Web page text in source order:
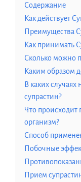
Содержание
Как действует
Преимущества
Как принимать
Сколько можно
Каким образом
В каких
супрастин?
Что происходит
организм?
Способ
Побочные
Прием